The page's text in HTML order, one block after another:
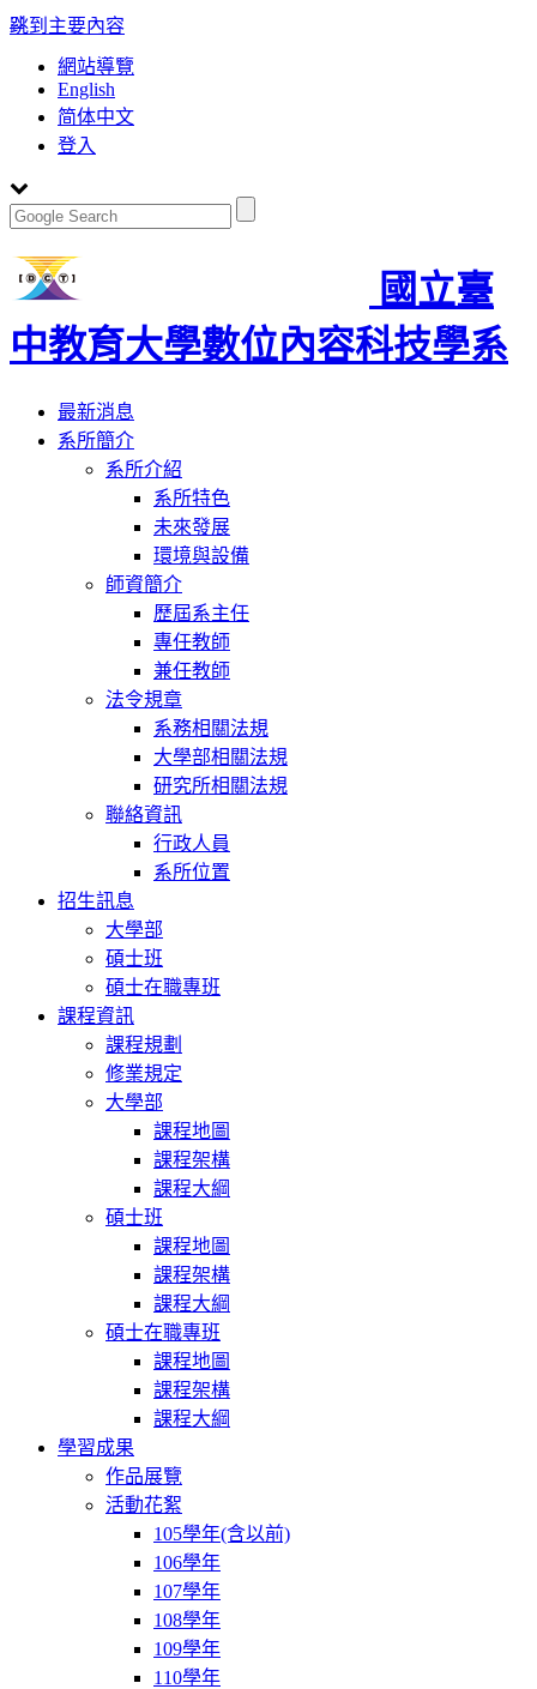
跳到主要內容
:::
網站導覽
English
简体中文
登入
國立臺
中教育大學數位內容科技學系
Toggle
navigation
最新消息
系所簡介
系所介紹
系所特色
未來發展
環境與設備
師資簡介
歷屆系主任
專任教師
兼任教師
法令規章
系務相關法規
大學部相關法規
研究所相關法規
聯絡資訊
行政人員
系所位置
招生訊息
大學部
碩士班
碩士在職專班
課程資訊
課程規劃
修業規定
大學部
課程地圖
課程架構
課程大綱
碩士班
課程地圖
課程架構
課程大綱
碩士在職專班
課程地圖
課程架構
課程大綱
學習成果
作品展覽
活動花絮
105學年(含以前)
106學年
107學年
108學年
109學年
110學年